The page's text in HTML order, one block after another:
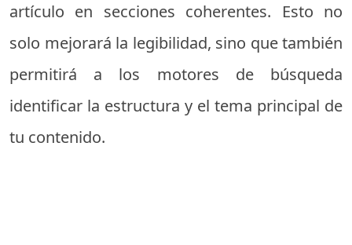
artículo en secciones coherentes. Esto no
solo mejorará la legibilidad, sino que también
permitirá a los motores de búsqueda
identificar la estructura y el tema principal de
tu contenido.